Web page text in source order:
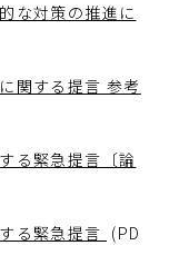
な対策の推進に
関する提言 参考
る緊急提言〔論
る緊急提言 (PD